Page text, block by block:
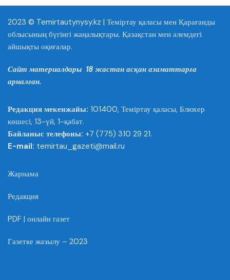
2023 © Temirtautynysy.kz | Теміртау қаласы мен Қарағанды
облысының бүгінгі жаңалықтары. Қазақстан мен әлемдегі
айшықты оқиғалар.
Сайт материалдары 18 жастан асқан азаматтарға
арналған.
Редакция мекенжайы: 101400, Теміртау қаласы, Блюхер
көшесі, 13-үй, 1-қабат.
Байланыс телефоны: +7 (775) 310 29 21.
E-mail: temirtau_gazeti@mail.ru
Жарнама
Редакция
PDF | онлайн газет
Газетке жазылу – 2023